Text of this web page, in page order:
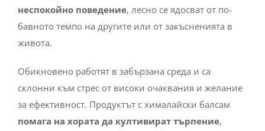
неспокойно поведение, лесно се ядосват от по-
бавното темпо на другите или от закъсненията в
живота.
Обикновено работят в забързана среда и са
склонни към стрес от високи очаквания и желание
за ефективност. Продуктът с хималайски балсам
помага на хората да култивират търпение,